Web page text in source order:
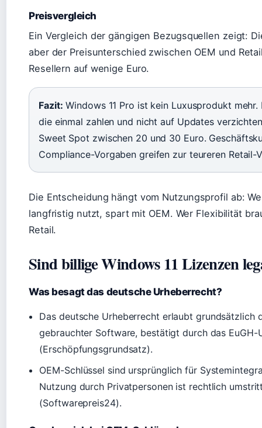
Preisvergleich
Ein Vergleich der gängigen Bezugsquellen zeigt:
aber der Preisunterschied zwischen OEM und
Resellern auf wenige Euro.
Fazit: Windows 11 Pro ist kein Luxusprodukt mehr.
die einmal zahlen und nicht auf Updates
Sweet Spot zwischen 20 und 30 Euro.
Compliance-Vorgaben greifen zur teureren Retail-
Die Entscheidung hängt vom Nutzungsprofil ab:
langfristig nutzt, spart mit OEM. Wer Flexibilität
Retail.
Sind billige Windows 11 Lizenzen
Was besagt das deutsche Urheberrecht?
Das deutsche Urheberrecht erlaubt grundsätzlich
gebrauchter Software, bestätigt durch das EuGH-
(Erschöpfungsgrundsatz).
OEM-Schlüssel sind ursprünglich für
Nutzung durch Privatpersonen ist rechtlich
(Softwarepreis24).